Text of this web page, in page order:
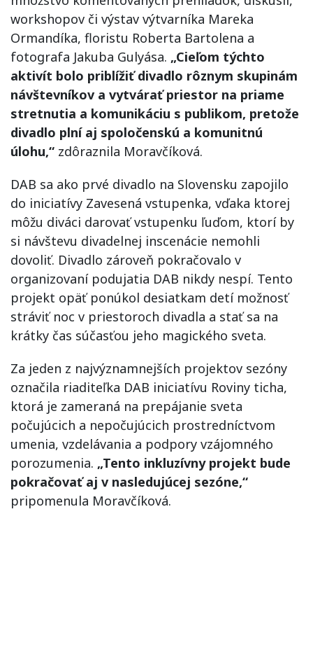
workshopov či výstav výtvarníka Mareka
Ormandíka, floristu Roberta Bartolena a
fotografa Jakuba Gulyása. „Cieľom týchto
aktivít bolo priblížiť divadlo rôznym skupinám
návštevníkov a vytvárať priestor na priame
stretnutia a komunikáciu s publikom, pretože
divadlo plní aj spoločenskú a komunitnú
úlohu,“ zdôraznila Moravčíková.
DAB sa ako prvé divadlo na Slovensku zapojilo
do iniciatívy Zavesená vstupenka, vďaka ktorej
môžu diváci darovať vstupenku ľuďom, ktorí by
si návštevu divadelnej inscenácie nemohli
dovoliť. Divadlo zároveň pokračovalo v
organizovaní podujatia DAB nikdy nespí. Tento
projekt opäť ponúkol desiatkam detí možnosť
stráviť noc v priestoroch divadla a stať sa na
krátky čas súčasťou jeho magického sveta.
Za jeden z najvýznamnejších projektov sezóny
označila riaditeľka DAB iniciatívu Roviny ticha,
ktorá je zameraná na prepájanie sveta
počujúcich a nepočujúcich prostredníctvom
umenia, vzdelávania a podpory vzájomného
porozumenia. „Tento inkluzívny projekt bude
pokračovať aj v nasledujúcej sezóne,“
pripomenula Moravčíková.